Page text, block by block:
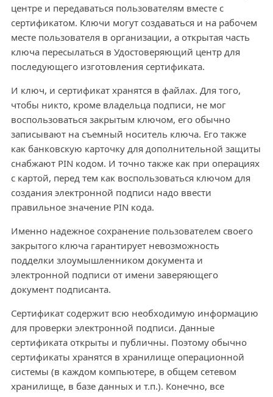
центре и передаваться пользователям вместе с
сертификатом. Ключи могут создаваться и на рабочем
месте пользователя в организации, а открытая часть
ключа пересылаться в Удостоверяющий центр для
последующего изготовления сертификата.
И ключ, и сертификат хранятся в файлах. Для того,
чтобы никто, кроме владельца подписи, не мог
воспользоваться закрытым ключом, его обычно
записывают на съемный носитель ключа. Его также
как банковскую карточку для дополнительной защиты
снабжают PIN кодом. И точно также как при операциях
с картой, перед тем как воспользоваться ключом для
создания электронной подписи надо ввести
правильное значение PIN кода.
Именно надежное сохранение пользователем своего
закрытого ключа гарантирует невозможность
подделки злоумышленником документа и
электронной подписи от имени заверяющего
документ подписанта.
Сертификат содержит всю необходимую информацию
для проверки электронной подписи. Данные
сертификата открыты и публичны. Поэтому обычно
сертификаты хранятся в хранилище операционной
системы (в каждом компьютере, в общем сетевом
хранилище, в базе данных и т.п.). Конечно, все